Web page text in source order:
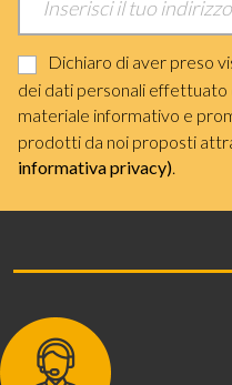
Dichiaro di aver preso
dei dati personali
materiale informativo e
prodotti da noi proposti
informativa privacy).